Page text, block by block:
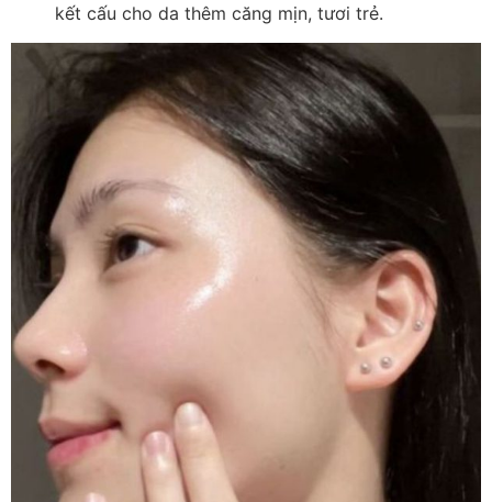
kết cấu cho da thêm căng mịn, tươi trẻ.